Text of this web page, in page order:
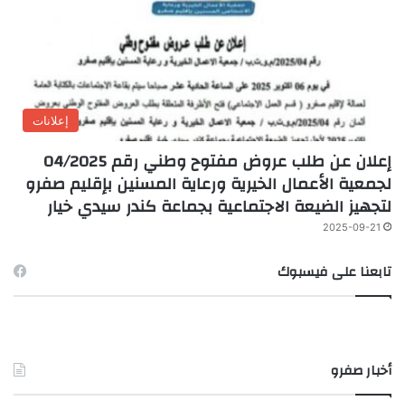
إعلانات
إعلان عن طلب عروض مفتوح وطني رقم 04/2025
لجمعية الأعمال الخيرية ورعاية المسنين بإقليم صفرو
لتجهيز الضيعة الاجتماعية بجماعة كندر سيدي خيار
2025-09-21
تابعنا على فيسبوك
أخبار صفرو